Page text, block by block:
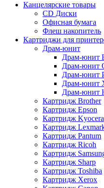
Канцелярские товары
CD Диски
Офисная бумага
Флеш накопитель
Картриджи для
Драм-юнит
Драм-юнит
Драм-юнит
Драм-юнит
Драм-юнит
Драм-юнит
Картридж Brother
Картридж Epson
Картридж Kyocera
Картридж
Картридж Pantum
Картридж Ricoh
Картридж
Картридж Sharp
Картридж Toshiba
Картридж Xerox